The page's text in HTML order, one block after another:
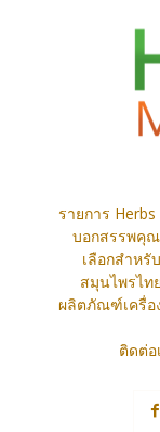
รายการ
บอกสรรพคุณ
เลือกสำห
สมุนไพรไท
ผลิตภัณฑ์เครื่อ
ติดต่อ